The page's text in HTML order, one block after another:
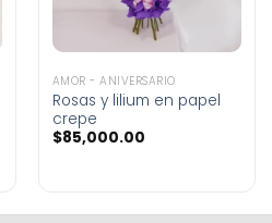
AMOR - ANIVERSARIO
Rosas y lilium en papel
crepe
$85,000.00